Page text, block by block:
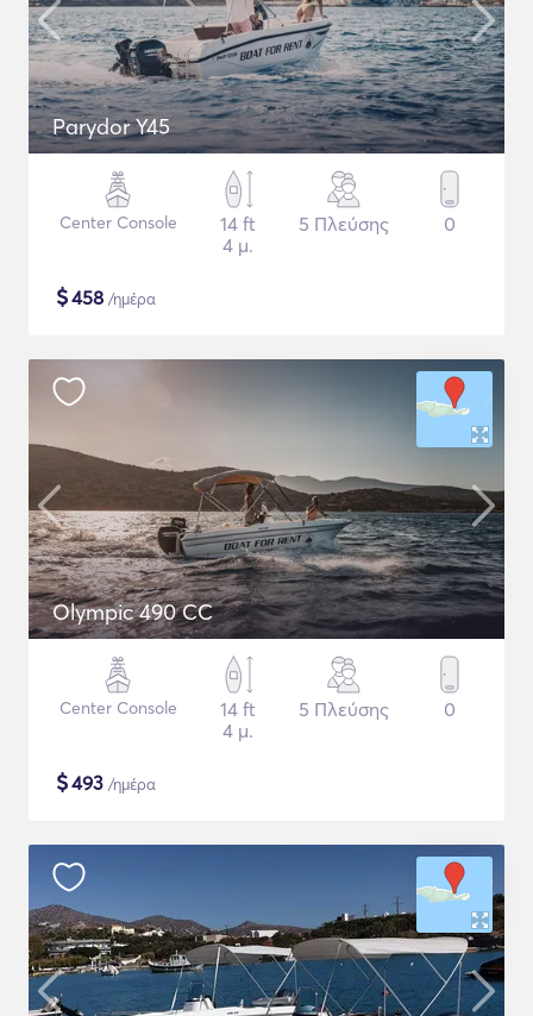
Parydor Y45
Center Console
14 ft
4 μ.
5 Πλεύσης 0
$458 /ημέρα
Olympic 490 CC
Center Console
14 ft
4 μ.
5 Πλεύσης 0
$493 /ημέρα